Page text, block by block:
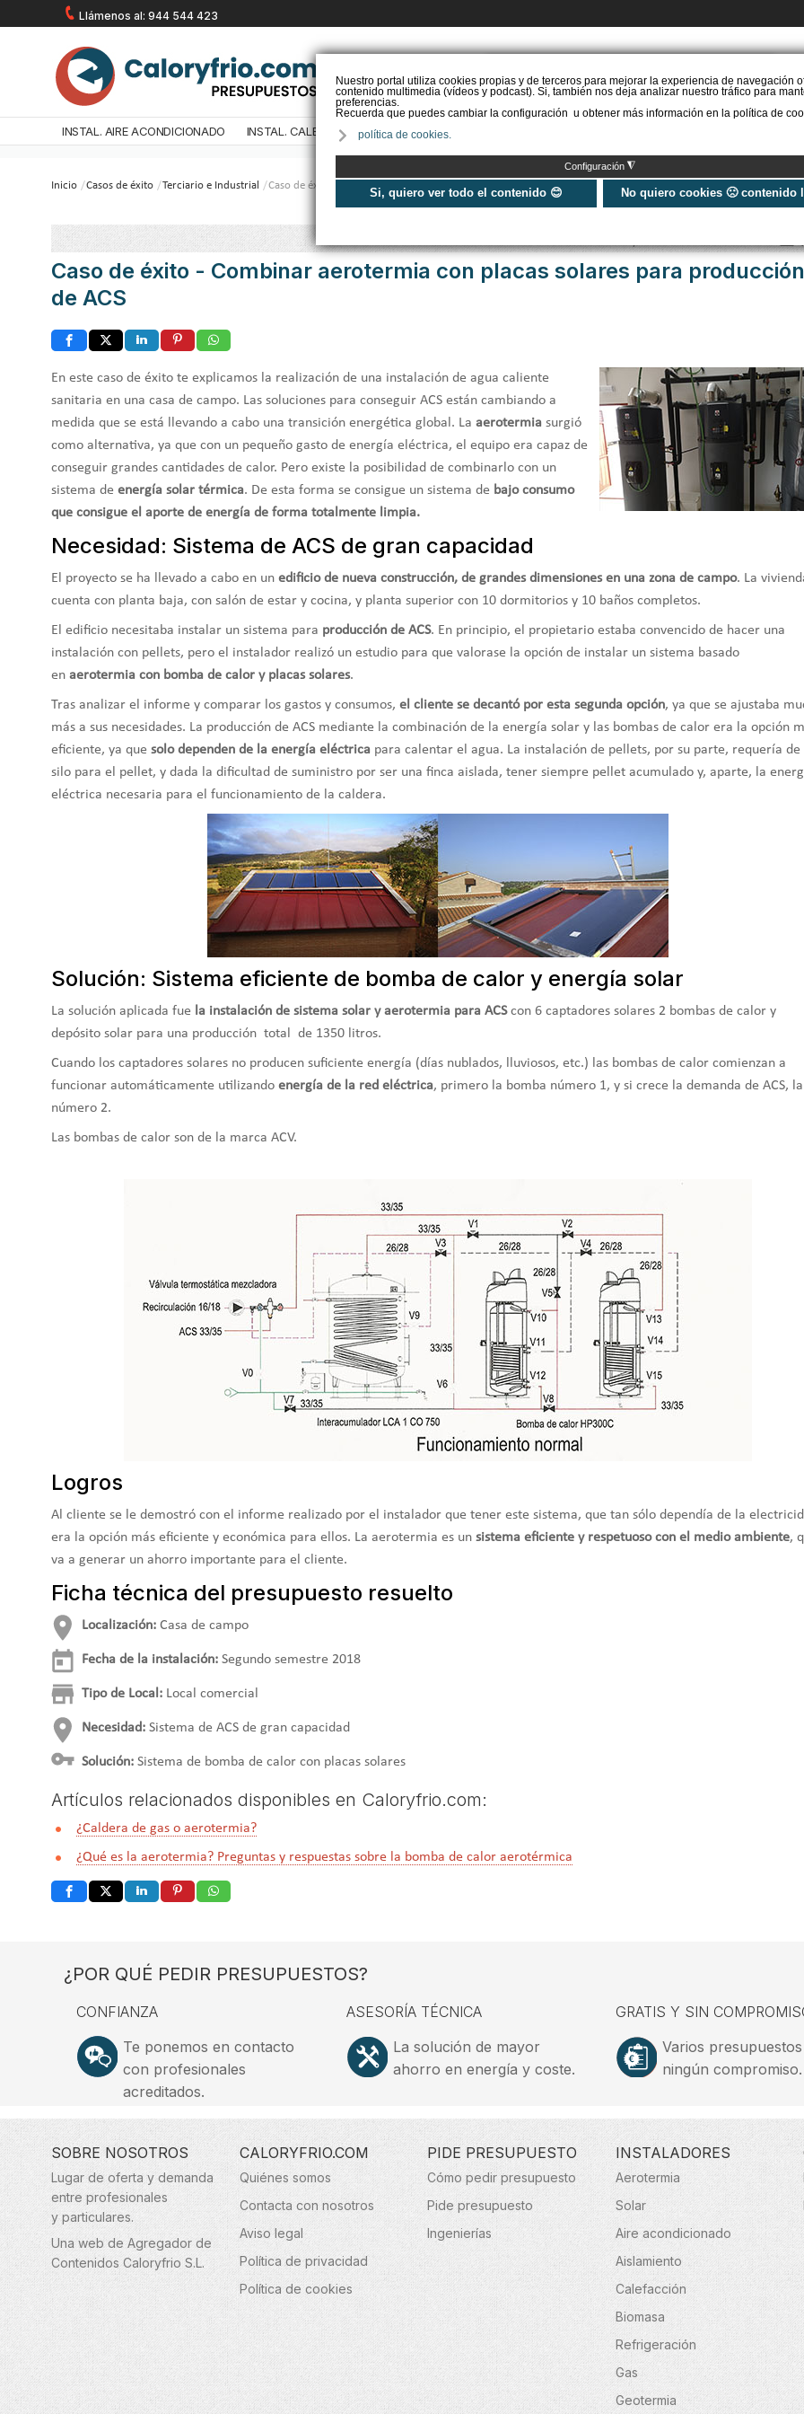
Nuestro portal utiliza cookies propias y de terceros para mejorar la experiencia de navegación
contenido multimedia (vídeos y podcast). Si, también nos deja analizar nuestro tráfico para
preferencias.
Recuerda que puedes cambiar la configuración u obtener más información en la política de
política de cookies.
Configuración ◮
Si, quiero ver todo el contenido 😊 No quiero cookies 🙁 contenido
Llámenos al: 944 544 423
PIDE PRESUPUESTO
INSTAL. AIRE ACONDICIONADO INSTAL. CALEFACCIÓN INSTAL. AEROTERMIA
Inicio /Casos de éxito /Terciario e Industrial /Caso de éxito - Combinar aerotermia con placas solares para producción de ACS
Caso de éxito - Combinar aerotermia con placas solares para producción
de ACS
En este caso de éxito te explicamos la realización de una instalación de agua caliente
sanitaria en una casa de campo. Las soluciones para conseguir ACS están cambiando a
medida que se está llevando a cabo una transición energética global. La aerotermia surgió
como alternativa, ya que con un pequeño gasto de energía eléctrica, el equipo era capaz de
conseguir grandes cantidades de calor. Pero existe la posibilidad de combinarlo con un
sistema de energía solar térmica. De esta forma se consigue un sistema de bajo consumo
que consigue el aporte de energía de forma totalmente limpia.
Necesidad: Sistema de ACS de gran capacidad
El proyecto se ha llevado a cabo en un edificio de nueva construcción, de grandes dimensiones en una zona de campo. La
cuenta con planta baja, con salón de estar y cocina, y planta superior con 10 dormitorios y 10 baños completos.
El edificio necesitaba instalar un sistema para producción de ACS. En principio, el propietario estaba convencido de hacer una
instalación con pellets, pero el instalador realizó un estudio para que valorase la opción de instalar un sistema basado
en aerotermia con bomba de calor y placas solares.
Tras analizar el informe y comparar los gastos y consumos, el cliente se decantó por esta segunda opción, ya que se ajustaba
más a sus necesidades. La producción de ACS mediante la combinación de la energía solar y las bombas de calor era la opción
eficiente, ya que solo dependen de la energía eléctrica para calentar el agua. La instalación de pellets, por su parte, requería de
silo para el pellet, y dada la dificultad de suministro por ser una finca aislada, tener siempre pellet acumulado y, aparte, la
eléctrica necesaria para el funcionamiento de la caldera.
Solución: Sistema eficiente de bomba de calor y energía solar
La solución aplicada fue la instalación de sistema solar y aerotermia para ACScon 6 captadores solares 2 bombas de calor y
depósito solar para una producción total de 1350 litros.
Cuando los captadores solares no producen suficiente energía (días nublados, lluviosos, etc.) las bombas de calor comienzan a
funcionar automáticamente utilizando energía de la red eléctrica, primero la bomba número 1, y si crece la demanda de ACS, la
número 2.
Las bombas de calor son de la marca ACV.
Logros
Al cliente se le demostró con el informe realizado por el instalador que tener este sistema, que tan sólo dependía de la
era la opción más eficiente y económica para ellos. La aerotermia es un sistema eficiente y respetuoso con el medio ambiente,
va a generar un ahorro importante para el cliente.
Ficha técnica del presupuesto resuelto
Localización: Casa de campo
Fecha de la instalación: Segundo semestre 2018
Tipo de Local: Local comercial
Necesidad: Sistema de ACS de gran capacidad
Solución: Sistema de bomba de calor con placas solares
Artículos relacionados disponibles en Caloryfrio.com:
¿Caldera de gas o aerotermia?
¿Qué es la aerotermia? Preguntas y respuestas sobre la bomba de calor aerotérmica
¿POR QUÉ PEDIR PRESUPUESTOS?
CONFIANZA
Te ponemos en contacto
con profesionales
acreditados.
ASESORÍA TÉCNICA
La solución de mayor
ahorro en energía y coste.
GRATIS Y SIN
Varios
ningún compromiso.
SOBRE NOSOTROS
Lugar de oferta y demanda
entre profesionales
y particulares.
Una web de Agregador de
Contenidos Caloryfrio S.L.
CALORYFRIO.COM
Quiénes somos
Contacta con nosotros
Aviso legal
Política de privacidad
Política de cookies
PIDE PRESUPUESTO
Cómo pedir presupuesto
Pide presupuesto
Ingenierías
INSTALADORES
Aerotermia
Solar
Aire acondicionado
Aislamiento
Calefacción
Biomasa
Refrigeración
Gas
Geotermia